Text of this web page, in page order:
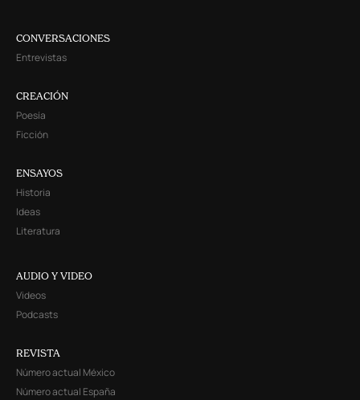
CONVERSACIONES
Entrevistas
CREACIÓN
Poesía
Ficción
ENSAYOS
Historia
Ideas
Literatura
AUDIO Y VIDEO
Videos
Podcasts
REVISTA
Número actual México
Número actual España